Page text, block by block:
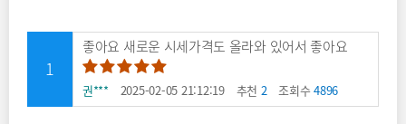
1
좋아요 새로운 시세가격도 올라와 있어서 좋아요
권*** 2025-02-05 21:12:19 추천 2 조회수4896